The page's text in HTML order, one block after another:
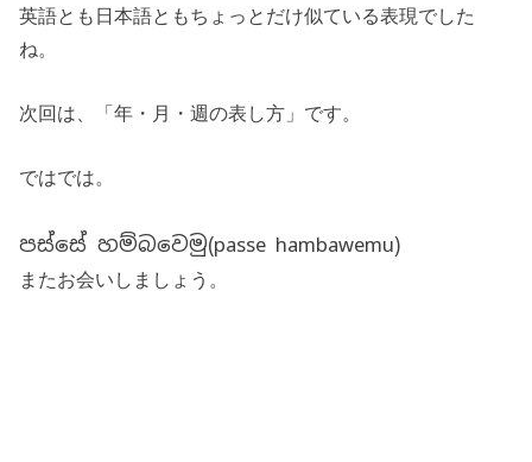
英語とも日本語ともちょっとだけ似ている表現でした
ね。
次回は、「年・月・週の表し方」です。
ではでは。
පස්සේ හම්බවෙමු(passe hambawemu)
またお会いしましょう。